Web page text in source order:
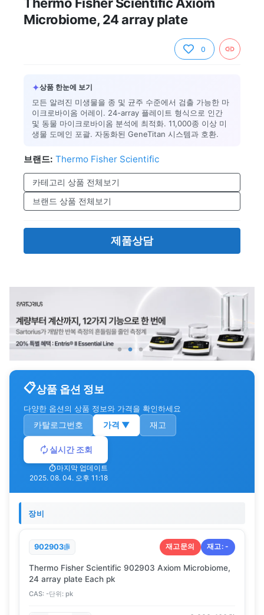
Microbiome, 24 array plate
0
✦상품 한눈에 보기
모든 알려진 미생물을 종 및 균주 수준에서 검출 가능한 마
이크로바이옴 어레이. 24-array 플레이트 형식으로 인간
및 동물 마이크로바이옴 분석에 최적화. 11,000종 이상 미
생물 도메인 포괄. 자동화된 GeneTitan 시스템과 호환.
브랜드: Thermo Fisher Scientific
카테고리 상품 전체보기
브랜드 상품 전체보기
제품상담
상품 옵션 정보
다양한 옵션의 상품 정보와 가격을 확인하세요
카탈로그번호 가격 ▼ 재고
실시간 조회
마지막 업데이트
2025. 08. 04. 오후 11:18
장비
902903 재고문의 재고:-
Thermo Fisher Scientific 902903 Axiom Microbiome,
24 array plate Each pk
CAS: -단위: pk